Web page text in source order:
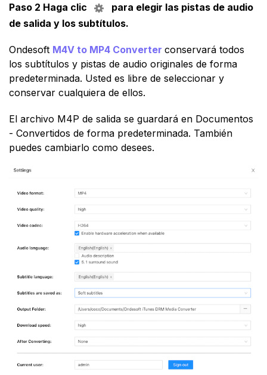
Paso 2 Haga clic
para elegir las pistas de audio
de salida y los subtítulos.
Ondesoft M4V to MP4 Converter conservará todos
los subtítulos y pistas de audio originales de forma
predeterminada. Usted es libre de seleccionar y
conservar cualquiera de ellos.
El archivo M4P de salida se guardará en Documentos
- Convertidos de forma predeterminada. También
puedes cambiarlo como desees.